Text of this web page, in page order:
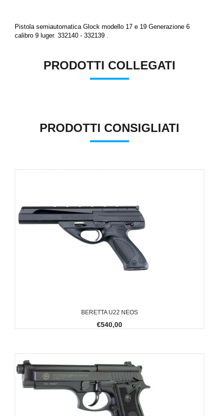
Pistola semiautomatica Glock modello 17 e 19 Generazione 6
calibro 9 luger. 332140 - 332139
PRODOTTI COLLEGATI
PRODOTTI CONSIGLIATI
BERETTA U22 NEOS
€540,00